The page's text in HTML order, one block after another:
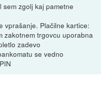
zgolj kaj pametne
vprašanje. Plačilne kartice:
zakotnem trgovcu uporabna
zadevo
se vedno